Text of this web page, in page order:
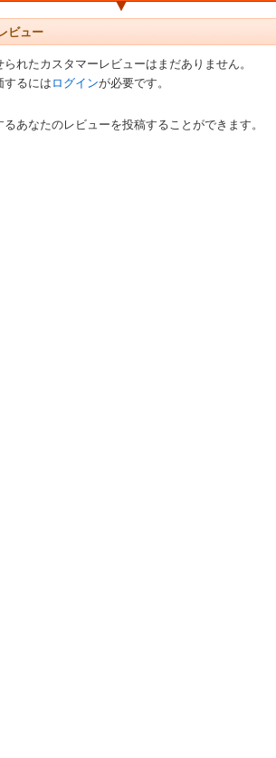
ビュー
られたカスタマーレビューはまだありません。
するにはログインが必要です。
るあなたのレビューを投稿することができます。